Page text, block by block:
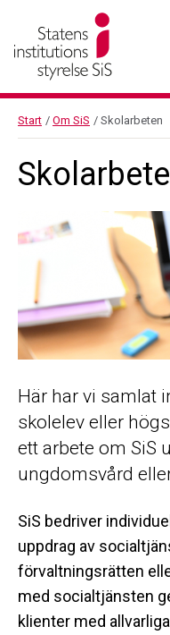
Start / Om SiS / Skolarbeten
Här har vi samlat
skolelev eller
ett arbete om SiS
ungdomsvård
SiS bedriver
uppdrag av
förvaltningsrätten
med socialtjänsten
klienter med